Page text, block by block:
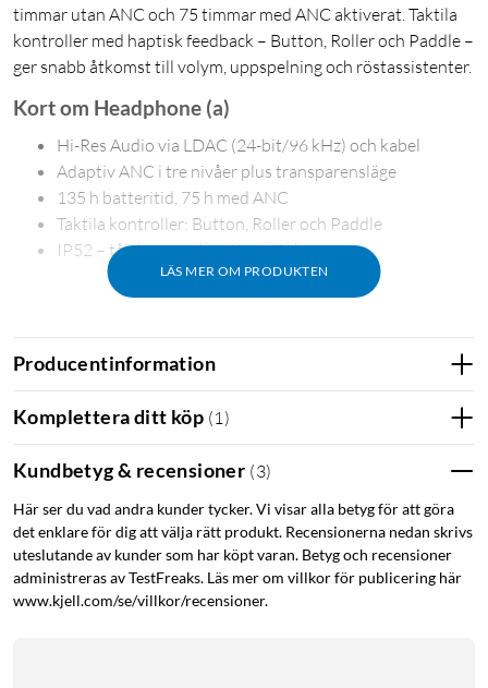
timmar utan ANC och 75 timmar med ANC aktiverat. Taktila
kontroller med haptisk feedback – Button, Roller och Paddle –
ger snabb åtkomst till volym, uppspelning och röstassistenter.
LÄS MER OM PRODUKTEN
Kort om Headphone (a)
Hi-Res Audio via LDAC (24-bit/96 kHz) och kabel
Adaptiv ANC i tre nivåer plus transparensläge
135 h batteritid, 75 h med ANC
Taktila kontroller: Button, Roller och Paddle
IP52 – tål damm och vattenstänk
membran som levererar frekvenssvar från 20 Hz till 40 kHz.
förstärker dem i realtid, vilket ger fyllig bas utan distorsion.
Hi-Res Audio – med och utan kabel
Headphone (a) är Hi-Res Audio-certifierade för både
trådbunden och trådlös lyssning. LDAC överför 24-bit/96
kHz-ljud trådlöst, och du kan också ansluta via USB-C eller 3,5
Producentinformation
Komplettera ditt köp (1)
Kundbetyg & recensioner (3)
Här ser du vad andra kunder tycker. Vi visar alla betyg för att göra
det enklare för dig att välja rätt produkt. Recensionerna nedan skrivs
uteslutande av kunder som har köpt varan. Betyg och recensioner
administreras av TestFreaks. Läs mer om villkor för publicering här
www.kjell.com/se/villkor/recensioner.